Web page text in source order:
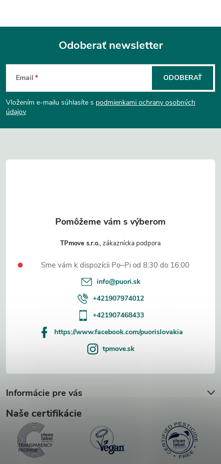
Z
á
p
t
Odoberať newsletter
Email
Vložením e-mailu súhlasíte s podmienkami ochrany osobných
údajov
ODOBERAŤ
Informácie pre vás
Naše certifikácie
TPmove s.r.o.
Sme vám k dispozícii Po–Pi od 8:30 do 16:00
info@puori.sk
+421907974012
+421907468433
https://www.facebook.com/puorislovakia
tpmove.sk